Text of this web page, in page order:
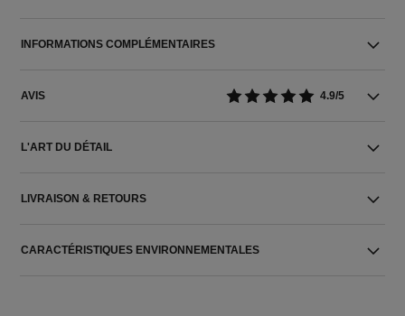
INFORMATIONS COMPLÉMENTAIRES
AVIS 4.9/5
L'ART DU DÉTAIL
LIVRAISON & RETOURS
CARACTÉRISTIQUES ENVIRONNEMENTALES